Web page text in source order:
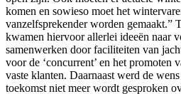
komen en sowieso moet het
vanzelfsprekender worden gemaakt.”
kwamen hiervoor allerlei ideeën naar
samenwerken door faciliteiten van
voor de ‘concurrent’ en het promoten
vaste klanten. Daarnaast werd de
toekomst niet meer wordt gesproken